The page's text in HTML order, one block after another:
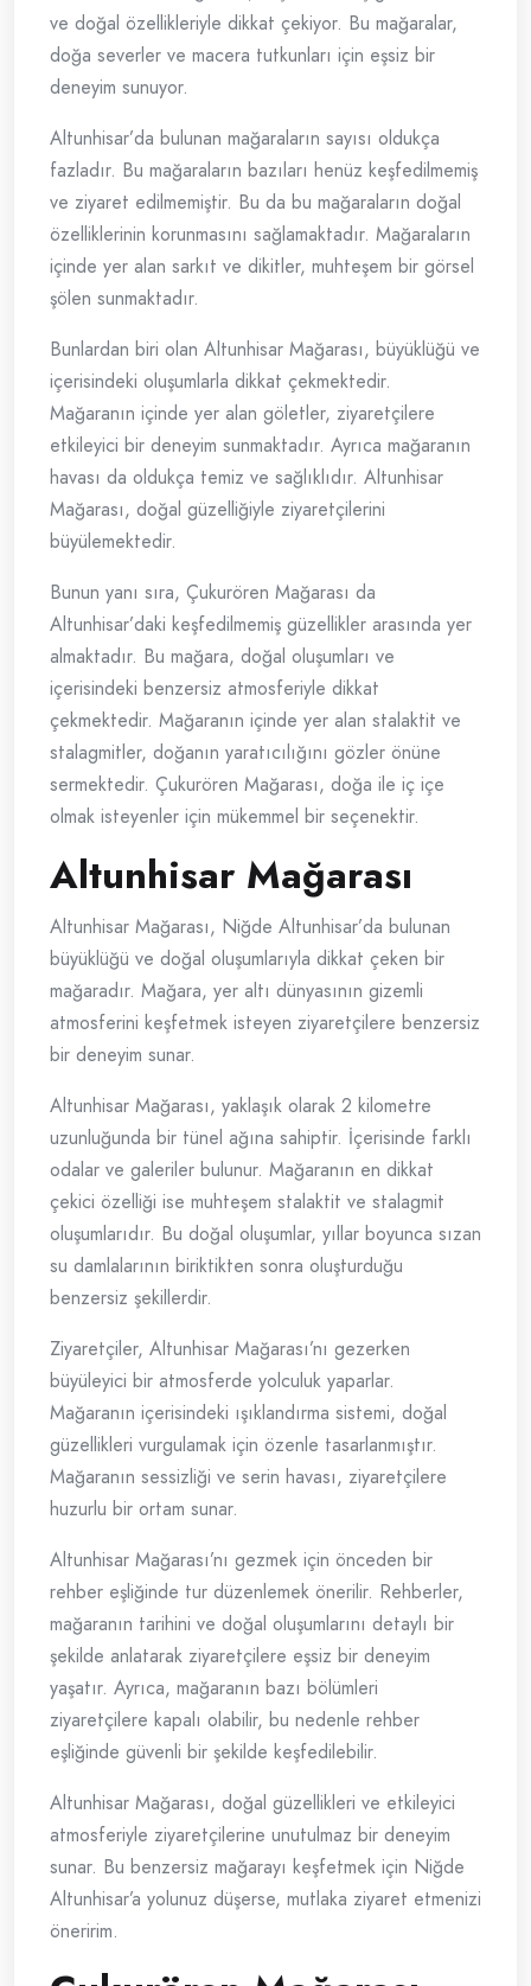
ve doğal özellikleriyle dikkat çekiyor. Bu mağaralar,
doğa severler ve macera tutkunları için eşsiz bir
deneyim sunuyor.
Altunhisar’da bulunan mağaraların sayısı oldukça
fazladır. Bu mağaraların bazıları henüz keşfedilmemiş
ve ziyaret edilmemiştir. Bu da bu mağaraların doğal
özelliklerinin korunmasını sağlamaktadır. Mağaraların
içinde yer alan sarkıt ve dikitler, muhteşem bir görsel
şölen sunmaktadır.
Bunlardan biri olan Altunhisar Mağarası, büyüklüğü ve
içerisindeki oluşumlarla dikkat çekmektedir.
Mağaranın içinde yer alan göletler, ziyaretçilere
etkileyici bir deneyim sunmaktadır. Ayrıca mağaranın
havası da oldukça temiz ve sağlıklıdır. Altunhisar
Mağarası, doğal güzelliğiyle ziyaretçilerini
büyülemektedir.
Bunun yanı sıra, Çukurören Mağarası da
Altunhisar’daki keşfedilmemiş güzellikler arasında yer
almaktadır. Bu mağara, doğal oluşumları ve
içerisindeki benzersiz atmosferiyle dikkat
çekmektedir. Mağaranın içinde yer alan stalaktit ve
stalagmitler, doğanın yaratıcılığını gözler önüne
sermektedir. Çukurören Mağarası, doğa ile iç içe
olmak isteyenler için mükemmel bir seçenektir.
Altunhisar Mağarası
Altunhisar Mağarası, Niğde Altunhisar’da bulunan
büyüklüğü ve doğal oluşumlarıyla dikkat çeken bir
mağaradır. Mağara, yer altı dünyasının gizemli
atmosferini keşfetmek isteyen ziyaretçilere benzersiz
bir deneyim sunar.
Altunhisar Mağarası, yaklaşık olarak 2 kilometre
uzunluğunda bir tünel ağına sahiptir. İçerisinde farklı
odalar ve galeriler bulunur. Mağaranın en dikkat
çekici özelliği ise muhteşem stalaktit ve stalagmit
oluşumlarıdır. Bu doğal oluşumlar, yıllar boyunca sızan
su damlalarının biriktikten sonra oluşturduğu
benzersiz şekillerdir.
Ziyaretçiler, Altunhisar Mağarası’nı gezerken
büyüleyici bir atmosferde yolculuk yaparlar.
Mağaranın içerisindeki ışıklandırma sistemi, doğal
güzellikleri vurgulamak için özenle tasarlanmıştır.
Mağaranın sessizliği ve serin havası, ziyaretçilere
huzurlu bir ortam sunar.
Altunhisar Mağarası’nı gezmek için önceden bir
rehber eşliğinde tur düzenlemek önerilir. Rehberler,
mağaranın tarihini ve doğal oluşumlarını detaylı bir
şekilde anlatarak ziyaretçilere eşsiz bir deneyim
yaşatır. Ayrıca, mağaranın bazı bölümleri
ziyaretçilere kapalı olabilir, bu nedenle rehber
eşliğinde güvenli bir şekilde keşfedilebilir.
Altunhisar Mağarası, doğal güzellikleri ve etkileyici
atmosferiyle ziyaretçilerine unutulmaz bir deneyim
sunar. Bu benzersiz mağarayı keşfetmek için Niğde
Altunhisar’a yolunuz düşerse, mutlaka ziyaret etmenizi
öneririm.